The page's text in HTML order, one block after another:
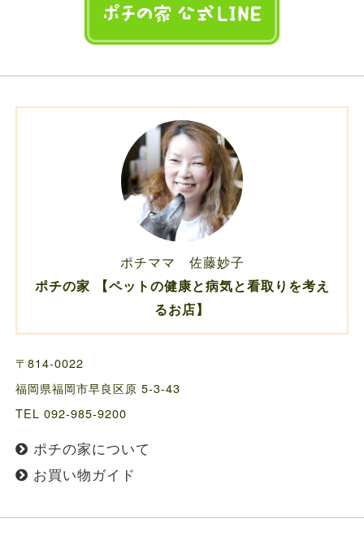
ポチママ 佐藤妙子
ポチの家 【ペットの健康と病気と看取りを考え
るお店】
〒814-0022
福岡県福岡市早良区原 5-3-43
TEL 092-985-9200
ポチの家について
お買い物ガイド